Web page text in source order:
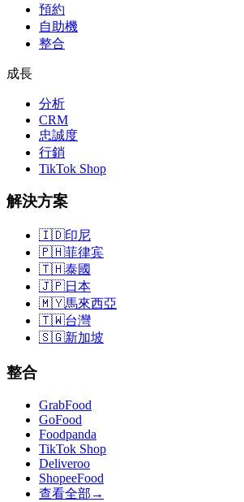
預約
自助機
整合
成長
分析
CRM
忠誠度
行銷
TikTok Shop
解決方案
🇮🇩印尼
🇵🇭菲律宾
🇹🇭泰國
🇯🇵日本
🇲🇾馬來西亞
🇹🇼台灣
🇸🇬新加坡
整合
GrabFood
GoFood
Foodpanda
TikTok Shop
Deliveroo
ShopeeFood
查看全部 →